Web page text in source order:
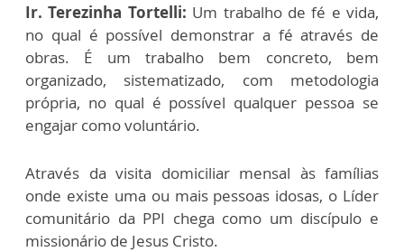
Ir. Terezinha Tortelli: Um trabalho de fé e vida,
no qual é possível demonstrar a fé através de
obras. É um trabalho bem concreto, bem
organizado, sistematizado, com metodologia
própria, no qual é possível qualquer pessoa se
engajar como voluntário.
Através da visita domiciliar mensal às famílias
onde existe uma ou mais pessoas idosas, o Líder
comunitário da PPI chega como um discípulo e
missionário de Jesus Cristo.